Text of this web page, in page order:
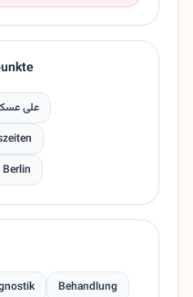
علی
Behandlung